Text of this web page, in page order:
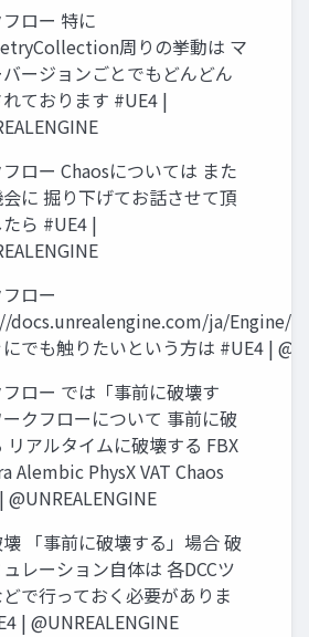
ロー 特に
周りの挙動は マ
ージョンごとでもどんどん
ております #UE4 |
ロー Chaosについては また
に 掘り下げてお話させて頂
ら #UE4 |
ロー
docs.unrealengine.com/ja/Engine/
でも触りたいという方は #UE4 |
ロー では「事前に破壊す
クフローについて 事前に破
リアルタイムに破壊する FBX
Alembic PhysX VAT Chaos
@UNREALENGINE
「事前に破壊する」場合 破
レーション自体は 各DCCツ
で行っておく必要がありま
| @UNREALENGINE